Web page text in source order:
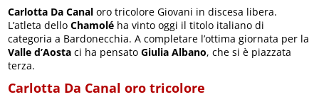
Carlotta Da Canal oro tricolore Giovani in discesa libera.
L’atleta delloChamolé ha vinto oggi il titolo italiano di
categoria a Bardonecchia. A completare l’ottima giornata per la
Valle d’Aosta ci ha pensatoGiulia Albano, che si è piazzata
terza.
Carlotta Da Canal oro tricolore